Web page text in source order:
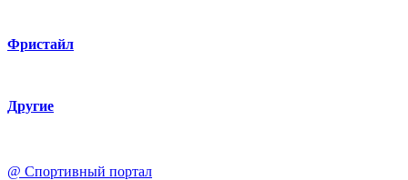
Фристайл
Другие
@ Спортивный портал